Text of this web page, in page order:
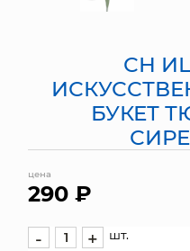
СН ИЦ
БУКЕТ
цена
290 ₽
- + шт.